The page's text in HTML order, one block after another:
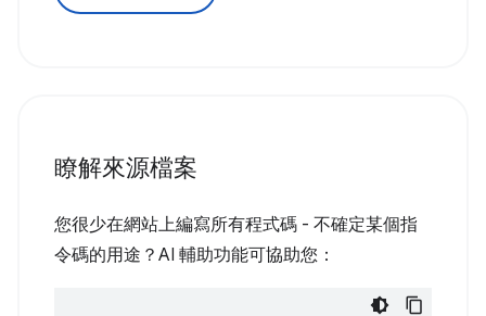
瞭解來源檔案
您很少在網站上編寫所有程式碼 - 不確定某個指
令碼的用途？AI 輔助功能可協助您：